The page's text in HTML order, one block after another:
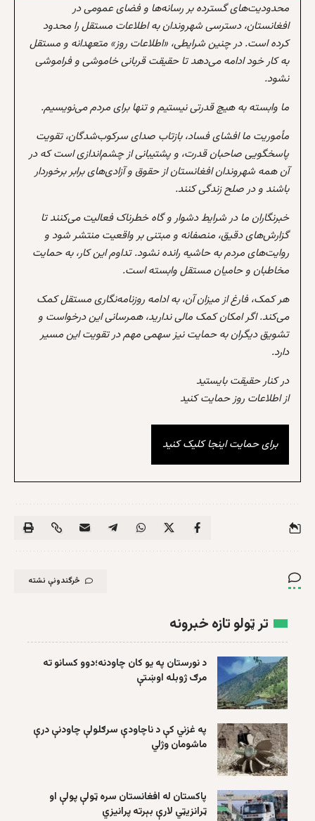
محدودیت‌های گسترده بر رسانه‌ها و فضای عمومی در
افغانستان، دسترسی شهروندان به اطلاعات مستقل را محدود
کرده است. در چنین شرایطی، «اطلاعات روز» متعهدانه و مستقل
به کار خود ادامه می‌دهد تا حقیقت قربانی خاموشی و فراموشی
نشود.
ما وابسته به هیچ قدرتی نیستیم و تنها برای مردم می‌نویسیم.
مأموریت ما افشای فساد، بازتاب صدای سرکوب‌شدگان، تقویت
پاسخگویی صاحبان قدرت، و پشتیبانی از چشم‌اندازی است که در
آن همه شهروندان افغانستان از حقوق و آزادی‌های برابر برخوردار
باشند و در صلح زندگی کنند.
خبرنگاران ما در شرایط دشوار و گاه خطرناک فعالیت می‌کنند تا
گزارش‌های دقیق، منصفانه و مبتنی بر واقعیت منتشر شود و
روایت‌های مردم به حاشیه رانده نشود. تداوم این کار، به حمایت
مخاطبان و حامیان مستقل وابسته است.
هر کمک، فارغ از میزان آن، به ادامه روزنامه‌نگاری مستقل کمک
می‌کند. اگر امکان کمک مالی ندارید، همرسانی این درخواست و
تشویق دیگران به حمایت نیز سهمی مهم در تقویت این مسیر
دارد.
در کنار حقیقت بایستید
از اطلاعات روز حمایت کنید
برای حمایت اینجا کلیک کنید
څرگندونې نشته
تر ټولو تازه خبرونه
د نورستان په یو کان چاودنه؛دوو کسانو ته
مرګ ژوبله اوښتې
په غزني کې د ناچاودې سرګلولې چاودنې درې
ماشومان وژلي
پاکستان له افغانستان سره ټولې پولې او
ټرانزیټي لارې بېرته پرانیزي